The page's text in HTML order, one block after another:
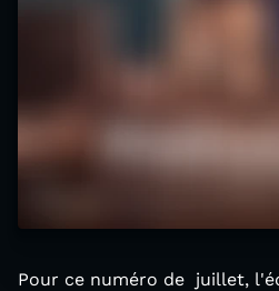
Pour ce numéro de juillet,